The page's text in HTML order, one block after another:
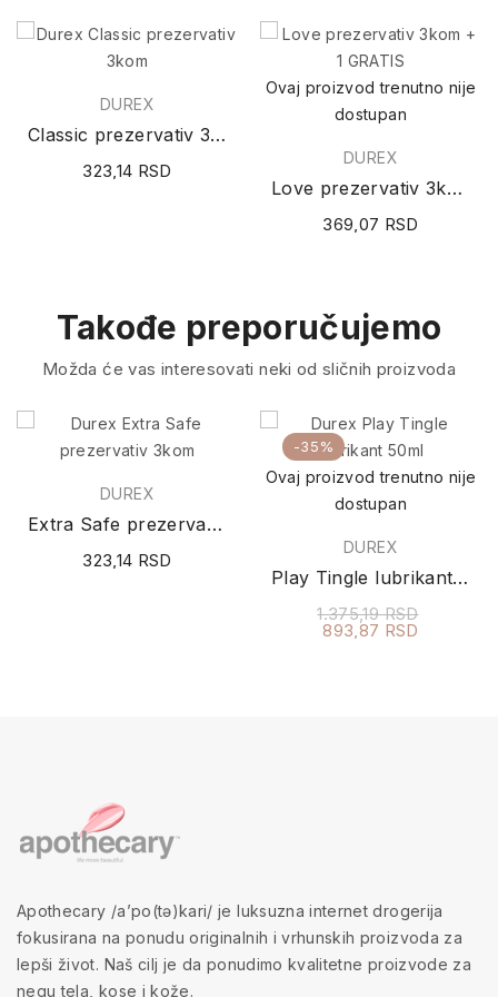
DUREX
Classic prezervativ 3kom
323,14 RSD
Ovaj proizvod trenutno nije
dostupan
DUREX
Love prezervativ 3kom + 1 GRATIS
369,07 RSD
Takođe preporučujemo
Možda će vas interesovati neki od sličnih proizvoda
DUREX
Extra Safe prezervativ 3kom
323,14 RSD
-35%
Ovaj proizvod trenutno nije
dostupan
DUREX
Play Tingle lubrikant 50ml
1.375,19 RSD
893,87 RSD
Apothecary /a’po(tə)kari/ je luksuzna internet drogerija
fokusirana na ponudu originalnih i vrhunskih proizvoda za
lepši život. Naš cilj je da ponudimo kvalitetne proizvode za
negu tela, kose i kože.